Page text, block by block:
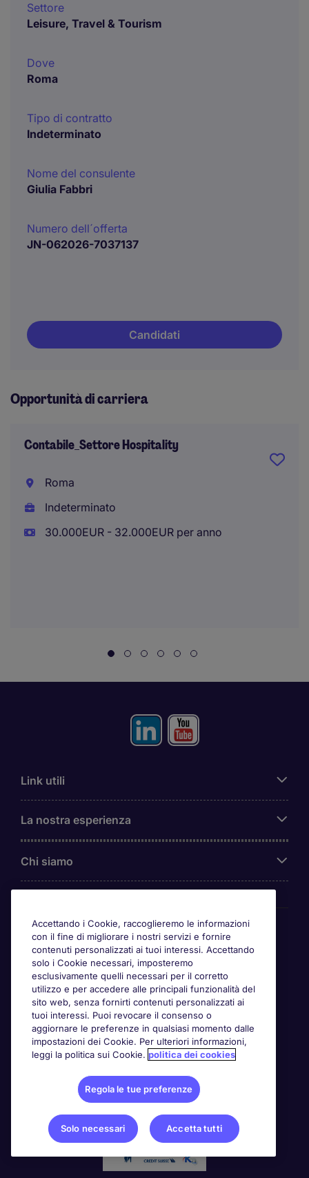
Settore
Leisure, Travel & Tourism
Dove
Roma
Tipo di contratto
Indeterminato
Nome del consulente
Giulia Fabbri
Numero dell´offerta
JN-062026-7037137
Candidati
Opportunità di carriera
Contabile_Settore Hospitality
Roma
Indeterminato
30.000EUR - 32.000EUR per anno
Link utili
La nostra esperienza
Chi siamo
Awards
Accettando i Cookie, raccoglieremo le informazioni
con il fine di migliorare i nostri servizi e fornire
contenuti personalizzati ai tuoi interessi. Accettando
solo i Cookie necessari, imposteremo
esclusivamente quelli necessari per il corretto
utilizzo e per accedere alle principali funzionalità del
sito web, senza fornirti contenuti personalizzati ai
tuoi interessi. Puoi revocare il consenso o
aggiornare le preferenze in qualsiasi momento dalle
impostazioni dei Cookie. Per ulteriori informazioni,
leggi la politica sui Cookie. politica dei cookies
Regola le tue preferenze
Solo necessari Accetta tutti